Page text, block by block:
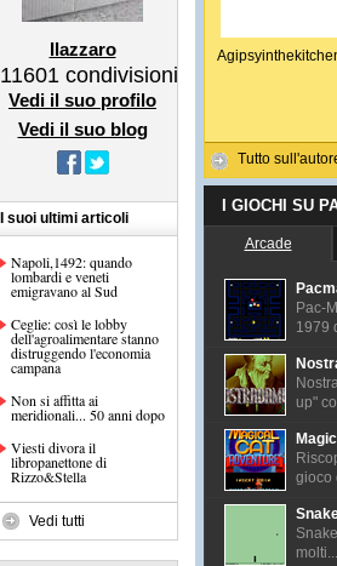
Ilazzaro
11601 condivisioni
Vedi il suo profilo
Vedi il suo blog
I suoi ultimi articoli
Napoli,1492: quando
lombardi e veneti
emigravano al Sud
Ceglie: così le lobby
dell'agroalimentare stanno
distruggendo l'economia
campana
Non si affitta ai
meridionali... 50 anni dopo
Viesti divora il
libropanettone di
Rizzo&Stella
Vedi tutti
Tutto
I GIOCHI SU
Arcade
Pac-
1979
up"
gioco